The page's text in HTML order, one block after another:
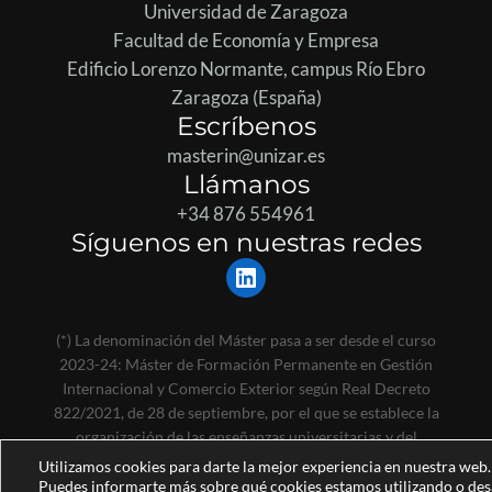
Universidad de Zaragoza
Facultad de Economía y Empresa
Edificio Lorenzo Normante, campus Río Ebro
Zaragoza (España)
Escríbenos
masterin@unizar.es
Llámanos
+34 876 554961
Síguenos en nuestras redes
LinkedIn
(*) La denominación del Máster pasa a ser desde el curso
2023-24: Máster de Formación Permanente en Gestión
Internacional y Comercio Exterior según Real Decreto
822/2021, de 28 de septiembre, por el que se establece la
organización de las enseñanzas universitarias y del
procedimiento de aseguramiento de su calidad.
Utilizamos cookies para darte la mejor experiencia en nuestra web.
Puedes informarte más sobre qué cookies estamos utilizando o